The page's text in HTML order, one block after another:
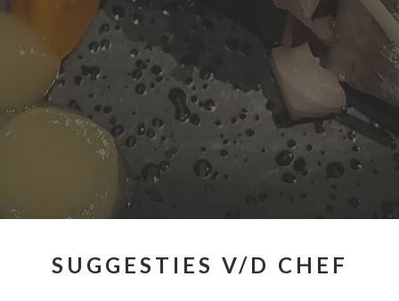
SUGGESTIES V/D CHEF